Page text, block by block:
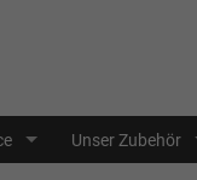
Unser Zubehör